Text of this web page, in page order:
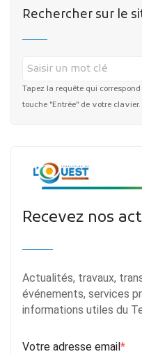
Rechercher sur le
Tapez la requête qui
touche "Entrée" de votre clavier.
Recevez nos
Actualités, travaux,
événements, services
informations utiles du
Votre adresse email